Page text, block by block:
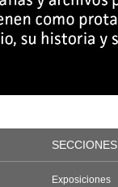
SECCIONES
Exposiciones